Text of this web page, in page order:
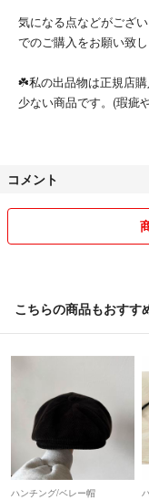
気になる点などがござ
でのご購入をお願い致し
☘️私の出品物は正規店
少ない商品です。(瑕疵
ディションを鑑みて販
②仕事や子育てで多忙
うお気持ちと商品状態
③定期的に時期をみて価
☘️新古品、中古品、ヴ
ご購入ください。
☘️検品やサイズ計測は細
で若干の見落としや誤
コメント
こちらの商品もおすす
ハンチング/ベレー帽